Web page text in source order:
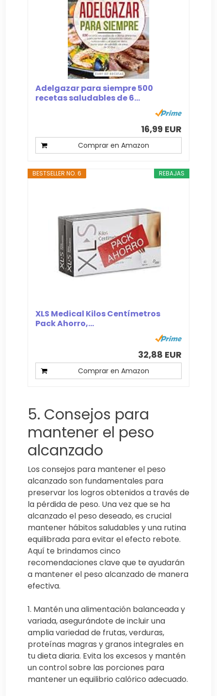
Adelgazar para siempre 500
recetas saludables de 6...
16,99 EUR
Comprar en Amazon
REBAJAS
BESTSELLER NO. 6
XLS Medical Kilos Centímetros
Pack Ahorro,...
32,88 EUR
Comprar en Amazon
5. Consejos para
mantener el peso
alcanzado
Los consejos para mantener el peso
alcanzado son fundamentales para
preservar los logros obtenidos a través de
la pérdida de peso. Una vez que se ha
alcanzado el peso deseado, es crucial
mantener hábitos saludables y una rutina
equilibrada para evitar el efecto rebote.
Aquí te brindamos cinco
recomendaciones clave que te ayudarán
a mantener el peso alcanzado de manera
efectiva.
1. Mantén una alimentación balanceada y
variada, asegurándote de incluir una
amplia variedad de frutas, verduras,
proteínas magras y granos integrales en
tu dieta diaria. Evita los excesos y mantén
un control sobre las porciones para
mantener un equilibrio calórico adecuado.